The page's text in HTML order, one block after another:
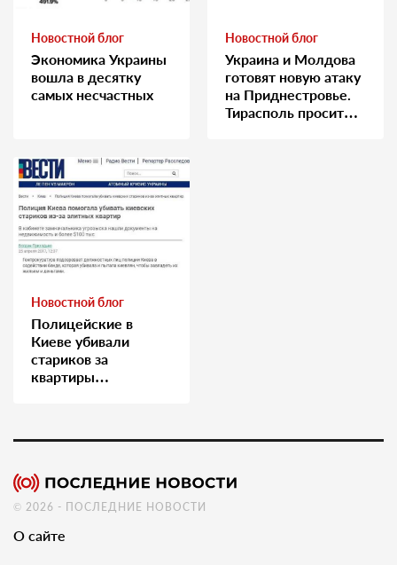
Новостной блог
Экономика Украины
вошла в десятку
самых несчастных
Новостной блог
Украина и Молдова
готовят новую атаку
на Приднестровье.
Тирасполь просит
Новостной блог
Полицейские в
Киеве убивали
стариков за
квартиры…
© 2026 - ПОСЛЕДНИЕ НОВОСТИ
О сайте